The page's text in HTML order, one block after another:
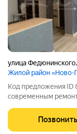
улица Федюнинского,
Жилой район «Ново-
Код предложения ID
современным
Балкон утеплен и
При продаже
Позвонить